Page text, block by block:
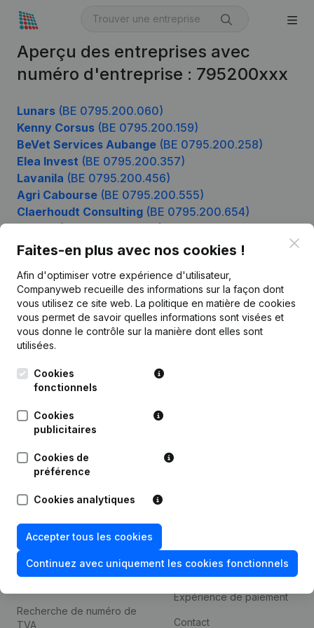
Aperçu des entreprises avec
numéro d'entreprise : 795200xxx
Lunars (BE 0795.200.060)
Kenny Corsus (BE 0795.200.159)
BeVet Services Aubange (BE 0795.200.258)
Elea Invest (BE 0795.200.357)
Lavanila (BE 0795.200.456)
Agri Cabourse (BE 0795.200.555)
Claerhoudt Consulting (BE 0795.200.654)
Borema (BE 0795.200.852)
Faites-en plus avec nos cookies !
Afin d'optimiser votre expérience d'utilisateur,
Companyweb recueille des informations sur la façon dont
vous utilisez ce site web. La politique en matière de cookies
vous permet de savoir quelles informations sont visées et
vous donne le contrôle sur la manière dont elles sont
utilisées.
Cookies
fonctionnels
Cookies
publicitaires
Cookies de
préférence
Cookies analytiques
Accepter tous les cookies
Continuez avec uniquement les cookies fonctionnels
Leuvensesteenweg
248D,
Produit
Informations d’entreprise
Thème
Compliance et prévention
de la fraude
Consulter des comptes
Recherche de numéro de
TVA
Intégrations
Expérience de paiement
Contact